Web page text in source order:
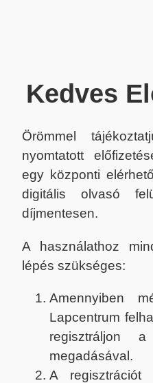
Kedves
Örömmel
nyomtatott
egy központi
digitális olvasó
díjmentesen.
A használathoz
lépés szükséges:
Amennyiben
Lapcentrum
regisztráljon
megadásával.
A regisztrációt